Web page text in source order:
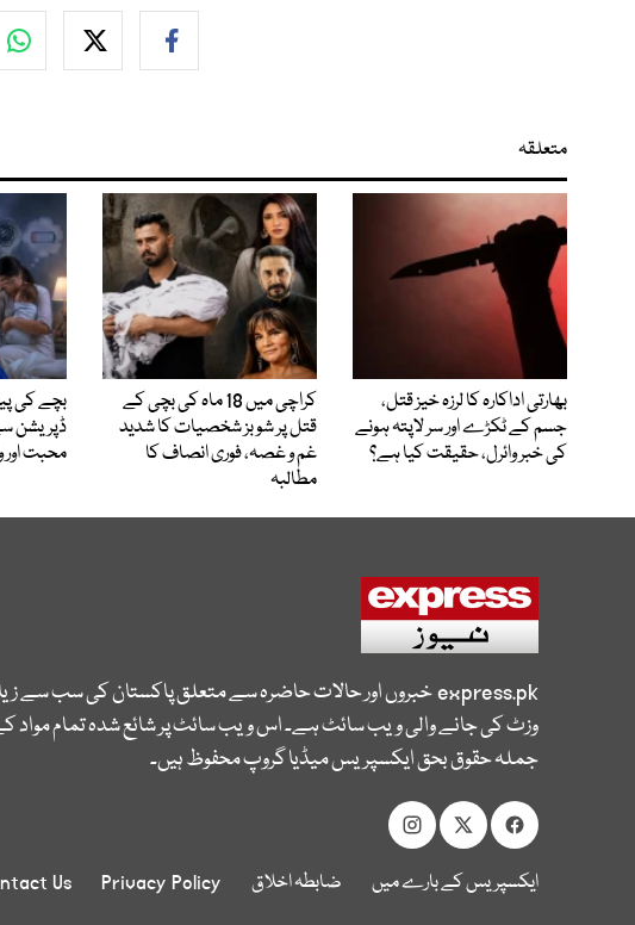
متعلقہ
بھارتی اداکارہ کا لرزہ خیز قتل،
جسم کے ٹکڑے اور سر لاپتہ ہونے
کی خبر وائرل، حقیقت کیا ہے؟
کراچی میں 18 ماہ کی بچی کے
قتل پر شوبز شخصیات کا شدید
غم و غصہ، فوری انصاف کا
مطالبہ
بچے کی
ڈپریشن
محبت اور
express.pkخبروں اور حالات حاضرہ سے متعلق پاکستان کی سب سے
وزٹ کی جانے والی ویب سائٹ ہے۔ اس ویب سائٹ پر شائع شدہ تمام مواد
جملہ حقوق بحق ایکسپریس میڈیا گروپ محفوظ ہیں۔
ایکسپریس کے بارے میں ضابطہ اخلاق Privacy Policy
Us